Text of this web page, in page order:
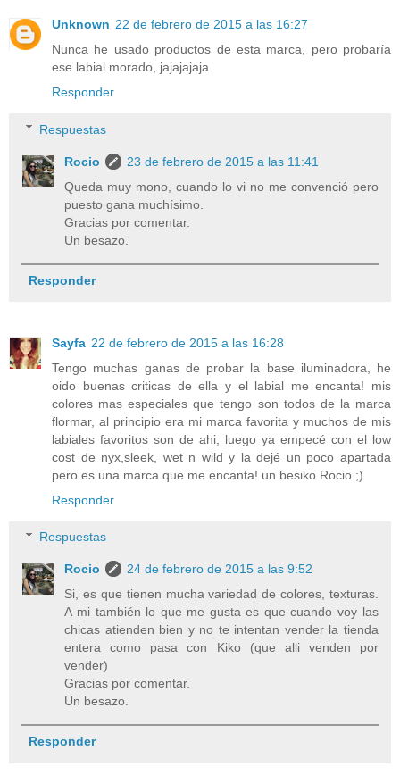
Unknown 22 de febrero de 2015 a las 16:27
Nunca he usado productos de esta marca, pero probaría
ese labial morado, jajajajaja
Responder
Respuestas
Rocio
23 de febrero de 2015 a las 11:41
Queda muy mono, cuando lo vi no me convenció pero
puesto gana muchísimo.
Gracias por comentar.
Un besazo.
Responder
Sayfa 22 de febrero de 2015 a las 16:28
Tengo muchas ganas de probar la base iluminadora, he
oido buenas criticas de ella y el labial me encanta! mis
colores mas especiales que tengo son todos de la marca
flormar, al principio era mi marca favorita y muchos de mis
labiales favoritos son de ahi, luego ya empecé con el low
cost de nyx,sleek, wet n wild y la dejé un poco apartada
pero es una marca que me encanta! un besiko Rocio ;)
Responder
Respuestas
Rocio
24 de febrero de 2015 a las 9:52
Si, es que tienen mucha variedad de colores, texturas.
A mi también lo que me gusta es que cuando voy las
chicas atienden bien y no te intentan vender la tienda
entera como pasa con Kiko (que alli venden por
vender)
Gracias por comentar.
Un besazo.
Responder